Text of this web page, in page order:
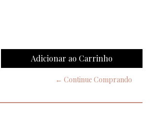
← Continue Comprando